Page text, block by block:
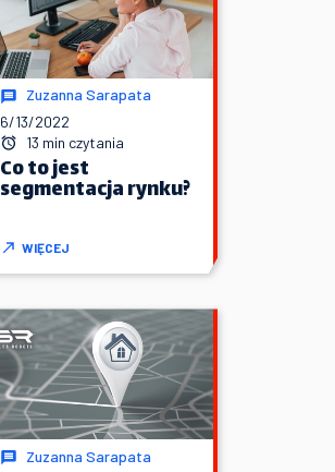
Zuzanna Sarapata
6/13/2022
13 min czytania
Co to jest
segmentacja rynku?
WIĘCEJ
Zuzanna Sarapata